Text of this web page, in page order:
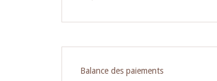
Balance des paiements